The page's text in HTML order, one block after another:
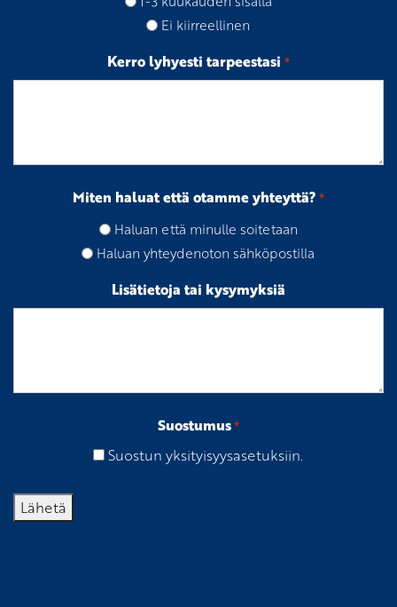
Ei kiirreellinen
Kerro lyhyesti tarpeestasi *
Miten haluat että otamme yhteyttä? *
Haluan että minulle soitetaan
Haluan yhteydenoton sähköpostilla
Lisätietoja tai kysymyksiä
Suostumus*
Suostun yksityisyysasetuksiin.
Lähetä